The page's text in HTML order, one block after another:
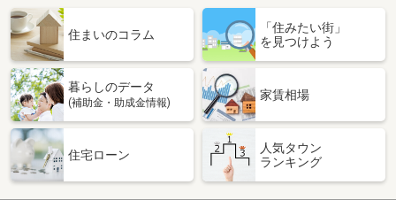
住まいのコラム
「住みたい街」
を見つけよう
暮らしのデータ
(補助金・助成金情報)
家賃相場
住宅ローン
人気タウン
ランキング